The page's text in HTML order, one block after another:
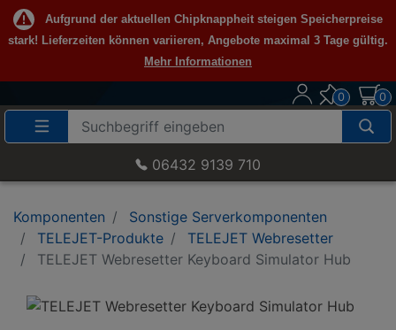
Aufgrund der aktuellen Chipknappheit steigen Speicherpreise
stark! Lieferzeiten können variieren, Angebote maximal 3 Tage gültig.
Mehr Informationen
Suche
Eingabefeld
0 0
06432 9139 710
Komponenten
Sonstige Serverkomponenten
TELEJET-Produkte
TELEJET Webresetter
TELEJET Webresetter Keyboard Simulator Hub